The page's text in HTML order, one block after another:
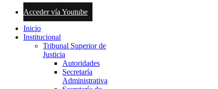
Acceder vía Youtube
Inicio
Institucional
Tribunal Superior de
Justicia
Autoridades
Secretaría
Administrativa